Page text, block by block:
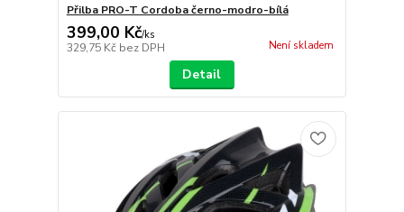
Přilba PRO-T Cordoba černo-modro-bílá
399,00 Kč/ks
329,75 Kč bez DPH Není skladem
Detail